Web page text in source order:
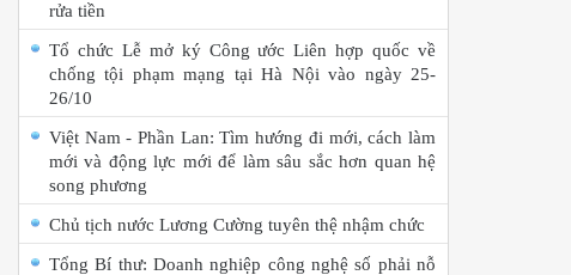
rửa tiền
Tổ chức Lễ mở ký Công ước Liên hợp quốc về
chống tội phạm mạng tại Hà Nội vào ngày 25-
26/10
Việt Nam - Phần Lan: Tìm hướng đi mới, cách làm
mới và động lực mới để làm sâu sắc hơn quan hệ
song phương
Chủ tịch nước Lương Cường tuyên thệ nhậm chức
Tổng Bí thư: Doanh nghiệp công nghệ số phải nỗ